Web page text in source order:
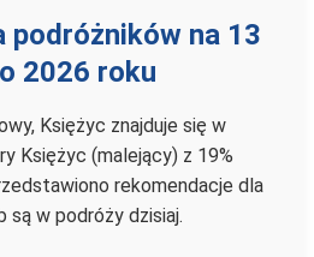
podróżników na 13
2026 roku
Księżyc znajduje się w
Księżyc (malejący) z 19%
rekomendacje dla
są w podróży dzisiaj.